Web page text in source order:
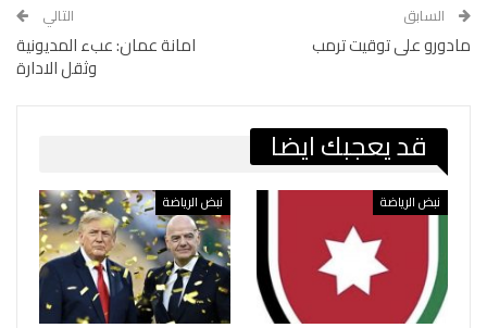
السابق
مادورو على توقيت ترمب
التالي
امانة عمان: عبء المديونية
وثقل الادارة
قد يعجبك ايضا
نبض الرياضة نبض الرياضة